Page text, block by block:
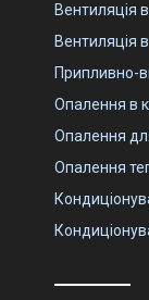
Вентиляція
Вентиляція
Припливно-
Опалення в
Опалення
Опалення